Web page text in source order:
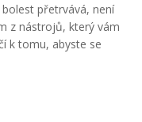
přetrvává, není
z nástrojů, který vám
k tomu, abyste se